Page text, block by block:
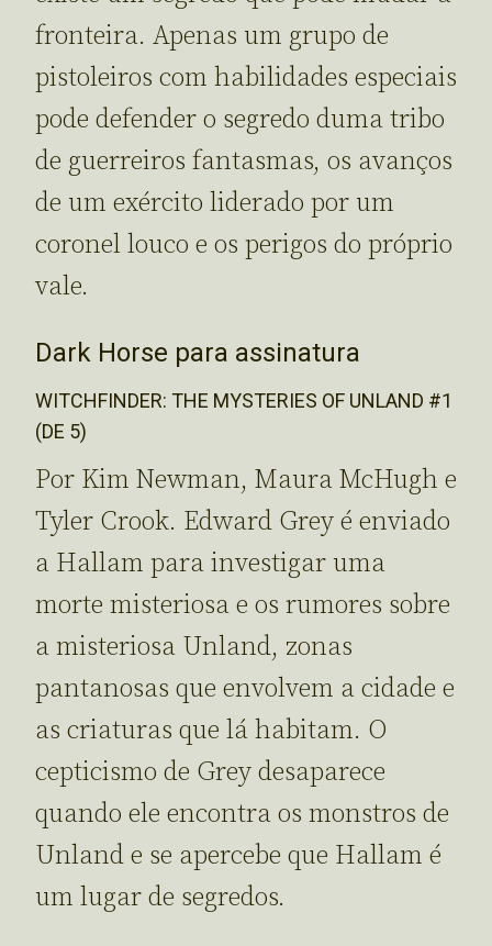
fronteira. Apenas um grupo de
pistoleiros com habilidades especiais
pode defender o segredo duma tribo
de guerreiros fantasmas, os avanços
de um exército liderado por um
coronel louco e os perigos do próprio
vale.
Dark Horse para assinatura
WITCHFINDER: THE MYSTERIES OF UNLAND #1
(DE 5)
Por Kim Newman, Maura McHugh e
Tyler Crook. Edward Grey é enviado
a Hallam para investigar uma
morte misteriosa e os rumores sobre
a misteriosa Unland, zonas
pantanosas que envolvem a cidade e
as criaturas que lá habitam. O
cepticismo de Grey desaparece
quando ele encontra os monstros de
Unland e se apercebe que Hallam é
um lugar de segredos.